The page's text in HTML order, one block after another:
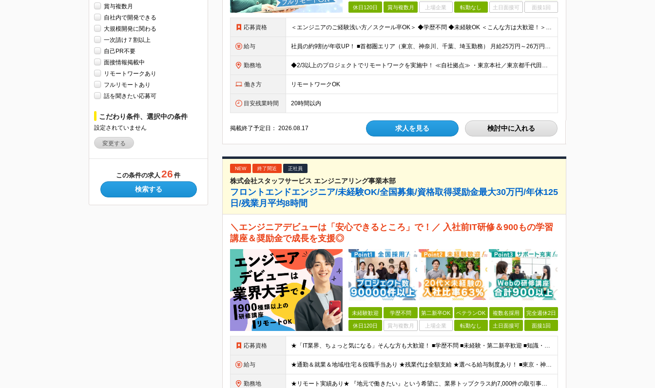
賞与複数月
自社内で開発できる
大規模開発に関わる
一次請け７割以上
自己PR不要
面接情報掲載中
リモートワークあり
フルリモートあり
話を聞きたい応募可
こだわり条件、選択中の条件
設定されていません
変更する
この条件の求人 26 件
検索する
休日120日 賞与複数月 上場企業 転勤なし 土日面接可 面接1回
応募資格 ＜エンジニアのご経験浅い方／スクール卒OK＞ ◆学歴不問 ◆未経験OK ＜こんな方は大歓迎！＞ ◎今の収入に不満がある方 ◎新しい言語・スキルに挑戦したい方 ◎腰を据えて活躍したい方 ◎頑張りを評価
給与 社員の約9割が年収UP！ ■首都圏エリア（東京、神奈川、千葉、埼玉勤務） 月給25万円～26万円（固定残業代含む） ※固定残業代は、時間外労働の有無に関わらず17時間分を30,000円～31,200
勤務地 ◆2/3以上のプロジェクトでリモートワークを実施中！ ≪自社拠点≫ ・東京本社／東京都千代田区丸の内二丁目6番1号 丸の内パークビルディング6階 ・関西支社／⼤阪府⼤阪市中央区安⼟町2-3-13 ⼤
働き方 リモートワークOK
目安残業時間 20時間以内
掲載終了予定日：2026.08.17 求人を見る 検討中に入れる
NEW 終了間近 正社員
株式会社スタッフサービス エンジニアリング事業本部
フロントエンドエンジニア/未経験OK/全国募集/資格取得奨励金最大30万円/年休125
日/残業月平均8時間
＼エンジニアデビューは「安心できるところ」で！／ 入社前IT研修＆900もの学習
講座＆奨励金で成長を支援◎
未経験歓迎 学歴不問 第二新卒OK ベテランOK 複数名採用 完全週休2日
休日120日 賞与複数月 上場企業 転勤なし 土日面接可 面接1回
応募資格 ★「IT業界、ちょっと気になる」そんな方も大歓迎！ ■学歴不問 ■未経験・第二新卒歓迎 ■知識・経験はこれから身につけていければOK！ □■ステップアップ■□ 社内システム開発やインフラ構築などジャ
給与 ★通勤＆就業＆地域/住宅＆役職手当あり ★残業代は全額支給 ★選べる給与制度あり！ ■東京・神奈川・千葉・埼玉勤務の場合 月給24.5万円～55万円＋諸手当 （残業代は全額支給） (20,000円の
勤務地 ★リモート実績あり★ 『地元で働きたい』という希望に、業界トップクラス約7,000件の取引事業所数、90,000件以上のプロジェクトから検討をいたします。 全国の取引先での就業となります（沖縄を除